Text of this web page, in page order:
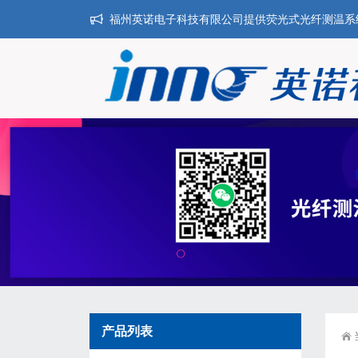
福州英诺电子科技有限公司提供荧光式光纤测温
产品列表